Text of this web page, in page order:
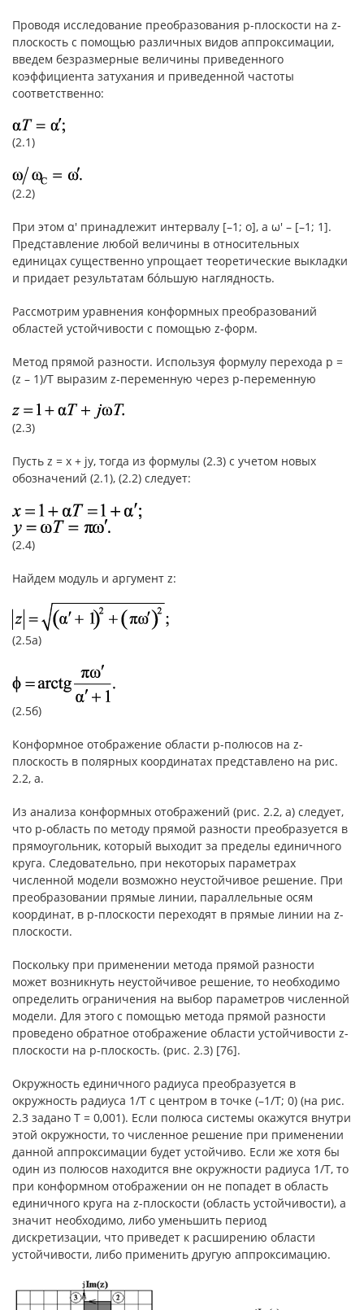
Проводя исследование преобразования p-плоскости на z-
плоскость с помощью различных видов аппроксимации,
введем безразмерные величины приведенного
коэффициента затухания и приведенной частоты
соответственно:
(2.1)
(2.2)
При этом α′ принадлежит интервалу [–1; o], а ω′ – [–1; 1].
Представление любой величины в относительных
единицах существенно упрощает теоретические выкладки
и придает результатам бóльшую наглядность.
Рассмотрим уравнения конформных преобразований
областей устойчивости с помощью z-форм.
Метод прямой разности. Используя формулу перехода p =
(z – 1)/T выразим z-переменную через p-переменную
(2.3)
Пусть z = x + jy, тогда из формулы (2.3) с учетом новых
обозначений (2.1), (2.2) следует:
(2.4)
Найдем модуль и аргумент z:
(2.5а)
(2.5б)
Конформное отображение области p-полюсов на z-
плоскость в полярных координатах представлено на рис.
2.2, а.
Из анализа конформных отображений (рис. 2.2, а) следует,
что p-область по методу прямой разности преобразуется в
прямоугольник, который выходит за пределы единичного
круга. Следовательно, при некоторых параметрах
численной модели возможно неустойчивое решение. При
преобразовании прямые линии, параллельные осям
координат, в p-плоскости переходят в прямые линии на z-
плоскости.
Поскольку при применении метода прямой разности
может возникнуть неустойчивое решение, то необходимо
определить ограничения на выбор параметров численной
модели. Для этого с помощью метода прямой разности
проведено обратное отображение области устойчивости z-
плоскости на p-плоскость. (рис. 2.3) [76].
Окружность единичного радиуса преобразуется в
окружность радиуса 1/T с центром в точке (–1/T; 0) (на рис.
2.3 задано T = 0,001). Если полюса системы окажутся внутри
этой окружности, то численное решение при применении
данной аппроксимации будет устойчиво. Если же хотя бы
один из полюсов находится вне окружности радиуса 1/T, то
при конформном отображении он не попадет в область
единичного круга на z-плоскости (область устойчивости), а
значит необходимо, либо уменьшить период
дискретизации, что приведет к расширению области
устойчивости, либо применить другую аппроксимацию.